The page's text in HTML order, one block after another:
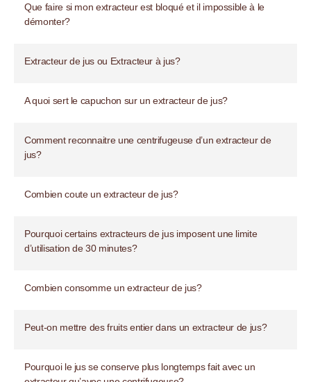
Que faire si mon extracteur est bloqué et il impossible à le
démonter?
Extracteur de jus ou Extracteur à jus?
A quoi sert le capuchon sur un extracteur de jus?
Comment reconnaitre une centrifugeuse d’un extracteur de
jus?
Combien coute un extracteur de jus?
Pourquoi certains extracteurs de jus imposent une limite
d’utilisation de 30 minutes?
Combien consomme un extracteur de jus?
Peut-on mettre des fruits entier dans un extracteur de jus?
Pourquoi le jus se conserve plus longtemps fait avec un